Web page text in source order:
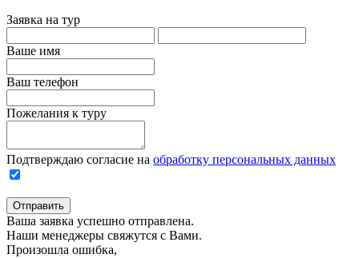
Заявка на тур
Ваше имя
Ваш телефон
Пожелания к туру
Подтверждаю согласие на обработку персональных данных
Отправить
Ваша заявка успешно отправлена.
Наши менеджеры свяжутся с Вами.
Произошла ошибка,